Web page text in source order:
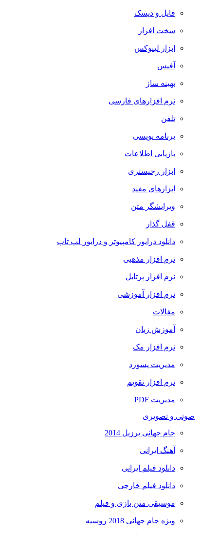
فایل و دیسک
سخت افزار
ابزار لینوکس
آفیس
بهینه ساز
نرم افزارهای فارسی
تلفن
برنامه نویسی
بازیابی اطلاعات
ابزار رجیستری
ابزارهای مفید
ویرایشگر متن
قفل گذار
دانلود درایور کامپیوتر و درایور لپ تاپ
نرم افزار مذهبی
نرم افزار پرتابل
نرم افزار آموزشی
مقالات
آموزش زبان
نرم افزار مک
مدیریت پسورد
نرم افزار تقویم
مدیریت PDF
صوتی و تصویری
جام جهانی برزیل 2014
آهنگ ایرانی
دانلود فیلم ایرانی
دانلود فیلم خارجی
موسیقی متن بازی و فیلم
ویژه جام جهانی 2018 روسیه